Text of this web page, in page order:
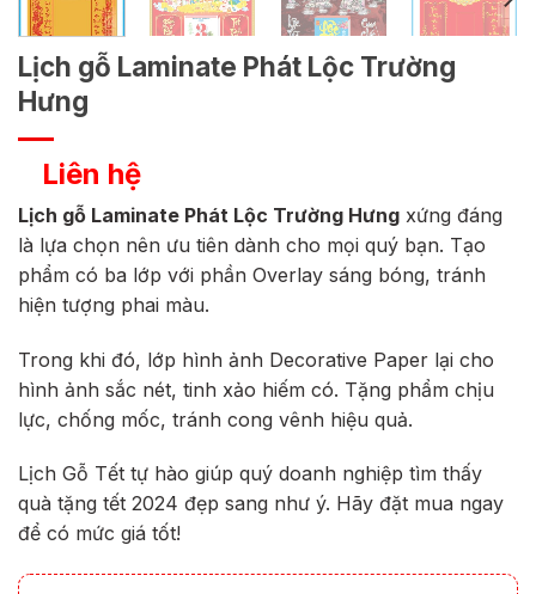
Lịch gỗ Laminate Phát Lộc Trường
Hưng
Liên hệ
Lịch gỗ Laminate Phát Lộc Trường Hưng xứng đáng
là lựa chọn nên ưu tiên dành cho mọi quý bạn. Tạo
phẩm có ba lớp với phần Overlay sáng bóng, tránh
hiện tượng phai màu.
Trong khi đó, lớp hình ảnh Decorative Paper lại cho
hình ảnh sắc nét, tinh xảo hiếm có. Tặng phẩm chịu
lực, chống mốc, tránh cong vênh hiệu quả.
Lịch Gỗ Tết tự hào giúp quý doanh nghiệp tìm thấy
quà tặng tết 2024 đẹp sang như ý. Hãy đặt mua ngay
để có mức giá tốt!